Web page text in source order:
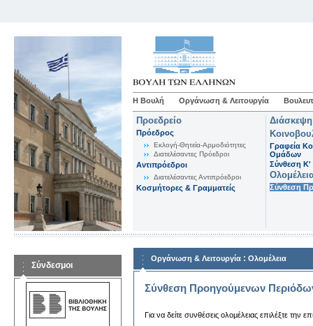
Η Βουλή Οργάνωση & Λειτουργία
Προεδρείο
Πρόεδρος
Εκλογή-Θητεία-Αρμοδιότητες
Διατελέσαντες Πρόεδροι
Αντιπρόεδροι
Διατελέσαντες Αντιπρόεδροι
Κοσμήτορες & Γραμματείς
Γραφεία
Ομάδων
Σύνθεση K'
Σύνθεση
Σύνδεσμοι
Οργάνωση & Λειτουργία : Ολομέλεια
Σύνθεση Προηγούμενων
Για να δείτε συνθέσεις ολομέλειας επιλέξτε την